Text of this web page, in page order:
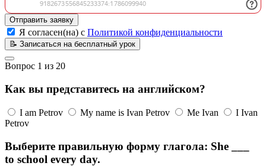
Отправить заявку
Я согласен(на) с Политикой конфиденциальности
📝 Записаться на бесплатный урок
Вопрос 1 из 20
Как вы представитесь на английском?
I am Petrov My name is Ivan Petrov Me Ivan
I Ivan
Petrov
Выберите правильную форму глагола: She ___
to school every day.